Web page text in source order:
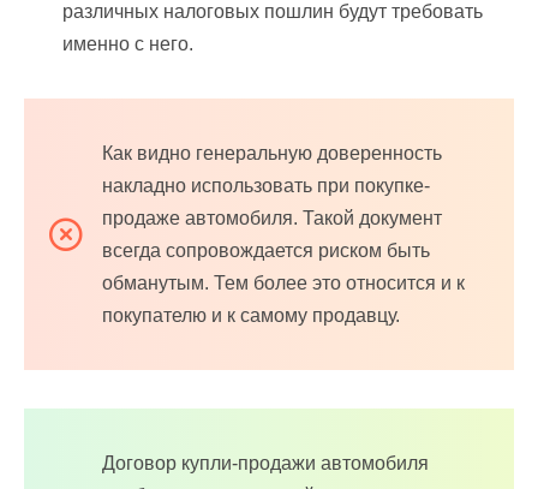
различных налоговых пошлин будут требовать
именно с него.
Как видно генеральную доверенность
накладно использовать при покупке-
продаже автомобиля. Такой документ
всегда сопровождается риском быть
обманутым. Тем более это относится и к
покупателю и к самому продавцу.
Договор купли-продажи автомобиля